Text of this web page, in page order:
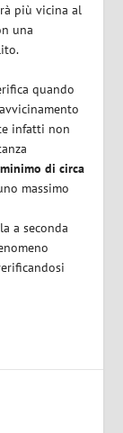
più vicina al
una
quando
infatti non
minimo di circa
massimo
a seconda